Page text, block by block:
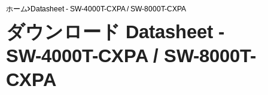
ホーム Datasheet - SW-4000T-CXPA / SW-8000T-CXPA
ダウンロード Datasheet -
SW-4000T-CXPA / SW-8000T-
CXPA